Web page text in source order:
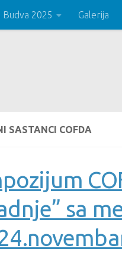
2025 Galerija
SASTANCI COFDA
sa